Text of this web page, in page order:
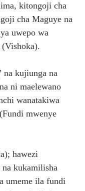
kitongoji cha
cha Maguye na
uwepo wa
na kujiunga na
ni maelewano
wanatakiwa
mwenye
hawezi
kukamilisha
umeme ila fundi